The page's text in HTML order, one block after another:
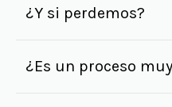
¿Y si perdemos?
¿Es un proceso